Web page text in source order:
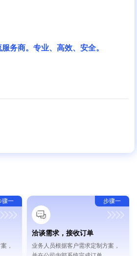
务商。专业、高效、安全。
，
骤一
洽谈需求，接收订单
业务人员根据客户需求定制方案，
步骤一